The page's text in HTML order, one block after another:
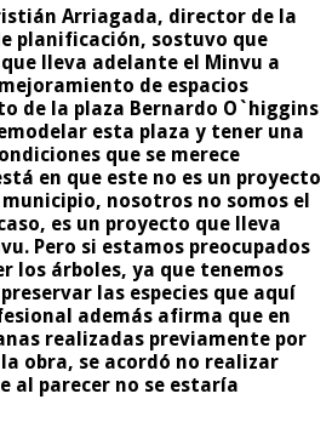
Arriagada, director de la
planificación, sostuvo que
lleva adelante el Minvu a
de espacios
de la plaza Bernardo O`higgins
esta plaza y tener una
que se merece
en que este no es un proyecto
nosotros no somos el
es un proyecto que lleva
Pero si estamos preocupados
los árboles, ya que tenemos
las especies que aquí
además afirma que en
realizadas previamente por
obra, se acordó no realizar
al parecer no se estaría